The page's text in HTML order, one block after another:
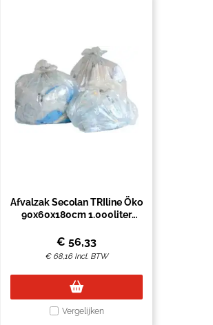
Afvalzak Secolan TRIline Öko
90x60x180cm 1.000liter
€ 56,33
€ 68,16 Incl. BTW
Vergelijken